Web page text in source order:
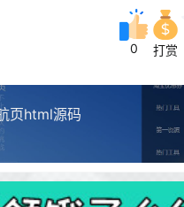
0 打赏
页html源码